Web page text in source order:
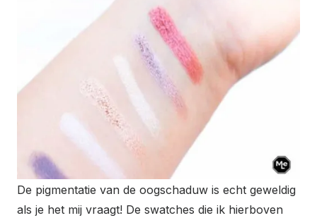
De pigmentatie van de oogschaduw is echt geweldig
als je het mij vraagt! De swatches die ik hierboven